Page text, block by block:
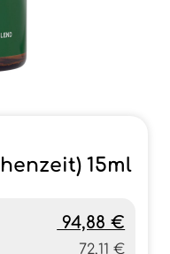
15ml
94,88 €
72,11 €